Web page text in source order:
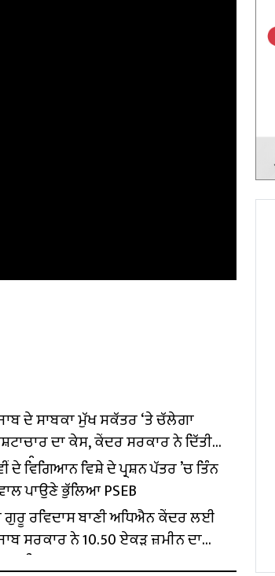
ਦੇ ਸਾਬਕਾ ਮੁੱਖ ਸਕੱਤਰ ‘ਤੇ ਚੱਲੇਗਾ
ਦਾ ਕੇਸ, ਕੇਂਦਰ ਸਰਕਾਰ ਨੇ ਦਿੱਤੀ
ਦੇ ਵਿਗਿਆਨ ਵਿਸ਼ੇ ਦੇ ਪ੍ਰਸ਼ਨ ਪੱਤਰ ’ਚ ਤਿੰਨ
ਪਾਉਣੇ ਭੁੱਲਿਆ PSEB
ਗੁਰੂ ਰਵਿਦਾਸ ਬਾਣੀ ਅਧਿਐਨ ਕੇਂਦਰ ਲਈ
ਸਰਕਾਰ ਨੇ 10.50 ਏਕੜ ਜ਼ਮੀਨ ਦਾ
ਕਬਜ਼ਾ ਲਿਆ